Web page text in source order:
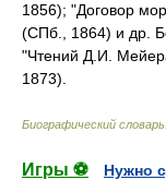
1856); "Договор
(СПб., 1864) и др.
"Чтений Д.И.
1873).
Биографический словарь
Игры ⚽
Нужно